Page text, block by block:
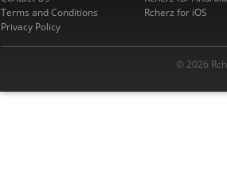
Terms and Conditions
Privacy Policy
Rcherz for iOS
© 2026